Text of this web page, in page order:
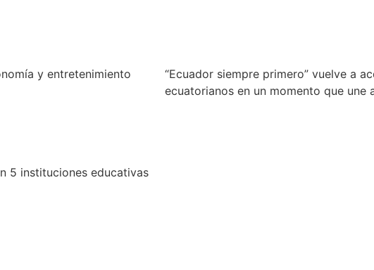
y entretenimiento
“Ecuador siempre primero” vuelve a
ecuatorianos en un momento que une
5 instituciones educativas